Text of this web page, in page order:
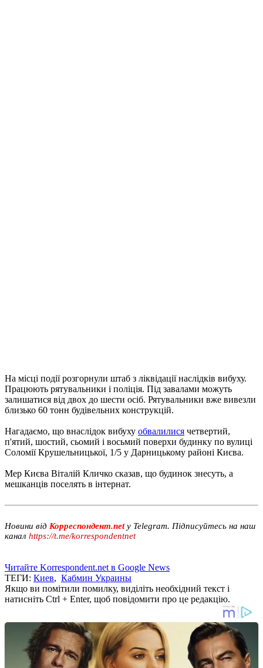
На місці події розгорнули штаб з ліквідації наслідків вибуху.
Працюють рятувальники і поліція. Під завалами можуть
залишатися від двох до шести осіб. Рятувальники вже вивезли
близько 60 тонн будівельних конструкцій.
Нагадаємо, що внаслідок вибуху обвалилися четвертий,
п'ятий, шостий, сьомий і восьмий поверхи будинку по вулиці
Соломії Крушельницької, 1/5 у Дарницькому районі Києва.
Мер Києва Віталій Кличко сказав, що будинок знесуть, а
мешканців поселять в інтернат.
Новини від Корреспондент.netу Telegram. Підписуйтесь на наш
канал https://t.me/korrespondentnet
Читайте Korrespondent.net в Google News
ТЕГИ: Киев, Кабмин Украины
Якщо ви помітили помилку, виділіть необхідний текст і
натисніть Ctrl + Enter, щоб повідомити про це редакцію.